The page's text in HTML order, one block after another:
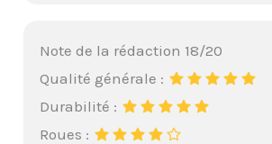
Note de la rédaction 18/20
Qualité générale :
Durabilité :
Roues :